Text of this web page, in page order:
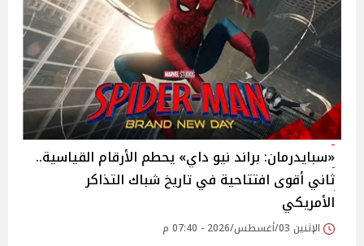
«سبايدرمان: براند نيو داي» يحطم الأرقام القياسية..
ثاني أقوى افتتاحية في تاريخ شباك التذاكر
الأمريكي
الإثنين 03/أغسطس/2026 - 07:40 م